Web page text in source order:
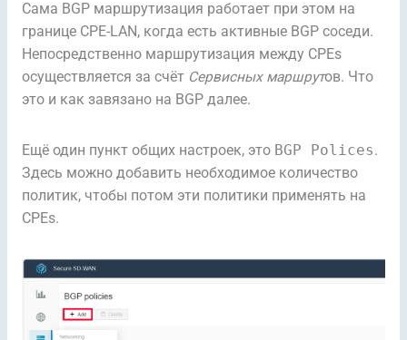
Сама BGP маршрутизация работает при этом на
границе CPE-LAN, когда есть активные BGP соседи.
Непосредственно маршрутизация между CPEs
осуществляется за счёт Сервисных маршрутов. Что
это и как завязано на BGP далее.
Ещё один пункт общих настроек, это BGP Polices.
Здесь можно добавить необходимое количество
политик, чтобы потом эти политики применять на
CPEs.